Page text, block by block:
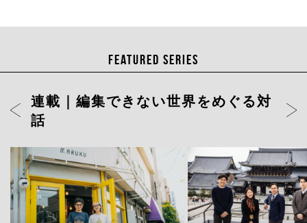
FEATURED SERIES
連載｜編集できない世界をめぐる対
話